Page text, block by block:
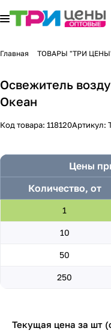
Главная ТОВАРЫ "ТРИ
Освежитель
Океан
Код товара: 118120Артикул:
Цены
Количество, от
1
10
50
250
Текущая цена за шт